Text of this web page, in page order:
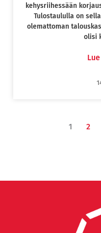
kehysriihessään
Tulostaululla on
olemattoman
olisi
1 2